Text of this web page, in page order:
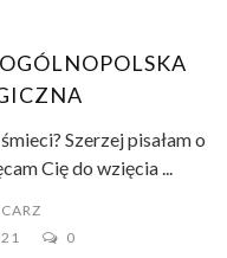
Szerzej pisałam o
Cię do wzięcia ...
0